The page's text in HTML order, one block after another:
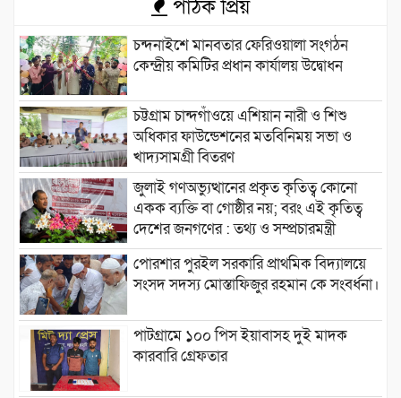
পাঠক প্রিয়
চন্দনাইশে মানবতার ফেরিওয়ালা সংগঠন
কেন্দ্রীয় কমিটির প্রধান কার্যালয় উদ্বোধন
চট্টগ্রাম চান্দগাঁওয়ে এশিয়ান নারী ও শিশু
অধিকার ফাউন্ডেশনের মতবিনিময় সভা ও
খাদ্যসামগ্রী বিতরণ
জুলাই গণঅভ্যুত্থানের প্রকৃত কৃতিত্ব কোনো
একক ব্যক্তি বা গোষ্ঠীর নয়; বরং এই কৃতিত্ব
দেশের জনগণের : তথ্য ও সম্প্রচারমন্ত্রী
পোরশার পুরইল সরকারি প্রাথমিক বিদ্যালয়ে
সংসদ সদস্য মোস্তাফিজুর রহমান কে সংবর্ধনা।
পাটগ্রামে ১০০ পিস ইয়াবাসহ দুই মাদক
কারবারি গ্রেফতার